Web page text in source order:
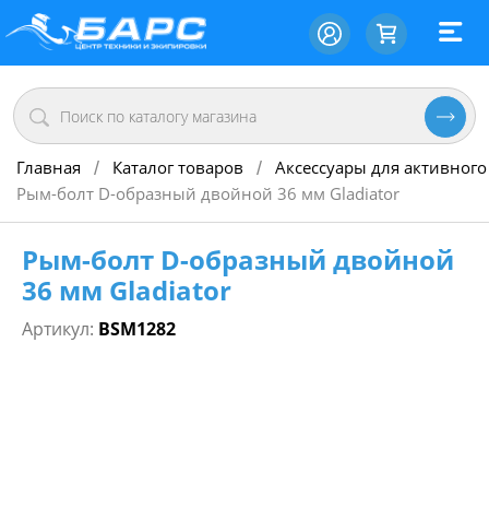
Главная / Каталог товаров / Аксессуары для
Рым-болт D-образный двойной 36 мм Gladiator
Рым-болт D-образный двойной
36 мм Gladiator
Артикул: BSM1282